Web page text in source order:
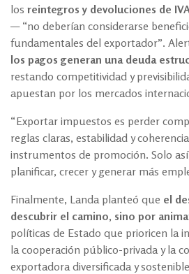
los reintegros y devoluciones de
— “no deberían considerarse
fundamentales del exportador”.
los pagos generan una deuda
restando competitividad y
apuestan por los mercados
“Exportar impuestos es perder
reglas claras, estabilidad y
instrumentos de promoción. Solo
planificar, crecer y generar más
Finalmente, Landa planteó que el
descubrir el camino, sino por
políticas de Estado que prioricen la
la cooperación público-privada y la
exportadora diversificada y